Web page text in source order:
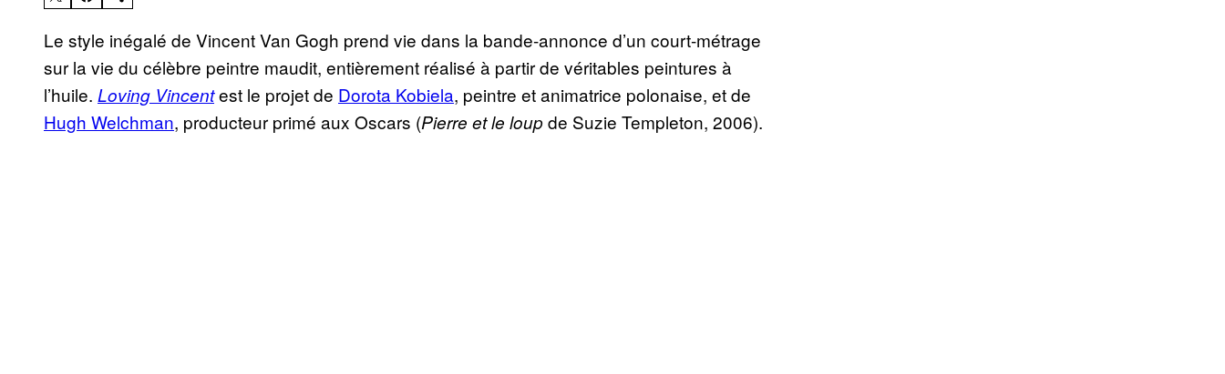
Le style inégalé de Vincent Van Gogh prend vie dans la bande-annonce d’un court-métrage
sur la vie du célèbre peintre maudit, entièrement réalisé à partir de véritables peintures à
l’huile. Loving Vincentest le projet de Dorota Kobiela, peintre et animatrice polonaise, et de
Hugh Welchman, producteur primé aux Oscars (Pierre et le loupde Suzie Templeton, 2006).